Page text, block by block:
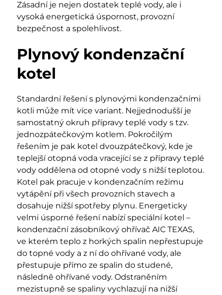
Zásadní je nejen dostatek teplé vody, ale i
vysoká energetická úspornost, provozní
bezpečnost a spolehlivost.
Plynový kondenzační
kotel
Standardní řešení s plynovými kondenzačními
kotli může mít více variant. Nejjednodušší je
samostatný okruh přípravy teplé vody s tzv.
jednozpátečkovým kotlem. Pokročilým
řešením je pak kotel dvouzpátečkový, kde je
teplejší otopná voda vracející se z přípravy teplé
vody oddělena od otopné vody s nižší teplotou.
Kotel pak pracuje v kondenzačním režimu
vytápění při všech provozních stavech a
dosahuje nižší spotřeby plynu. Energeticky
velmi úsporné řešení nabízí speciální kotel –
kondenzační zásobníkový ohřívač AIC TEXAS,
ve kterém teplo z horkých spalin nepřestupuje
do topné vody a z ní do ohřívané vody, ale
přestupuje přímo ze spalin do studené,
následně ohřívané vody. Odstraněním
mezistupně se spaliny vychlazují na nižší